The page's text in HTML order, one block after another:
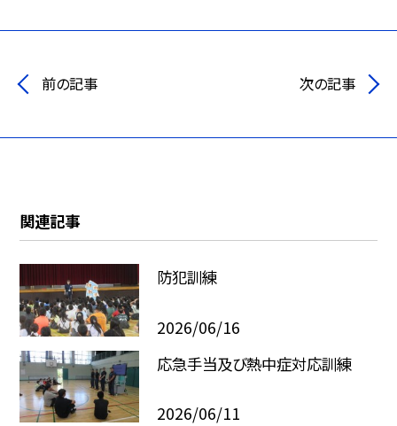
前の記事 次の記事
関連記事
防犯訓練
2026/06/16
応急手当及び熱中症対応訓練
2026/06/11